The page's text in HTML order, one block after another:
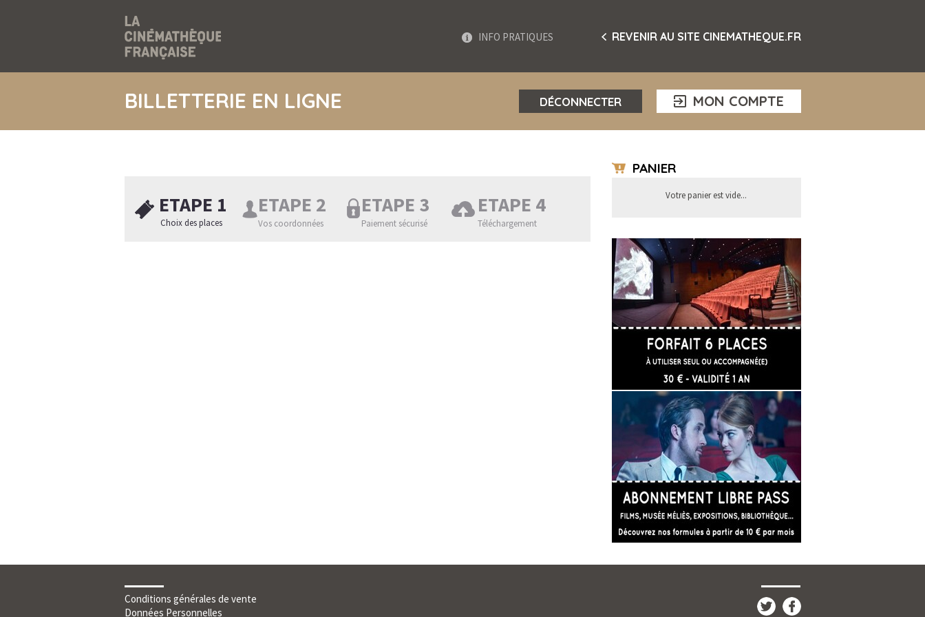
BILLETTERIE EN LIGNE
REVENIR AU SITE CINEMATHEQUE.FR
INFO PRATIQUES
DÉCONNECTER MON COMPTE
ETAPE 1 ETAPE 2 ETAPE 3 ETAPE 4
Choix des places Vos coordonnées Paiement sécurisé Téléchargement
PANIER
Votre panier est vide...
Conditions générales de vente
Données Personnelles